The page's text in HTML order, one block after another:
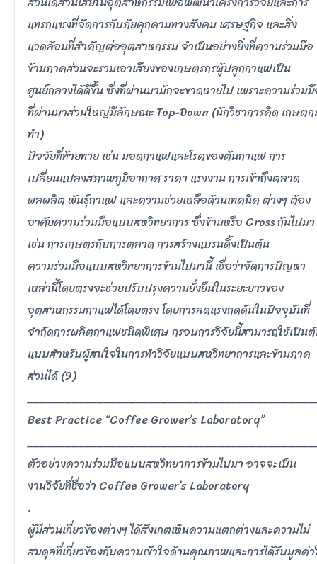
แทรกแซงที่จัดการกับภัยคุกคามทางสังคม เศรษฐกิจ และสิ่ง
แวดล้อมที่สำคัญต่ออุตสาหกรรม จำเป็นอย่างยิ่งที่ความร่วมมือ
ข้ามภาคส่วนจะรวมเอาเสียงของเกษตรกรผู้ปลูกกาแฟเป็น
ศูนย์กลางได้ดีขึ้น ซึ่งที่ผ่านมามักจะขาดหายไป เพราะความร่วม
ที่ผ่านมาส่วนใหญ่มีลักษณะ Top-Down (นักวิชาการคิด เกษตก
ทำ)
ปัจจัยที่ท้ายทาย เช่น มอดกาแฟและโรคของต้นกาแฟ การ
เปลี่ยนแปลงสภาพภูมิอากาศ ราคา แรงงาน การเข้าถึงตลาด
ผลผลิต พันธุ์กาแฟ และความช่วยเหลือด้านเทคนิค ต่างๆ ต้อง
อาศัยความร่วมมือแบบสหวิทยาการ ซึ่งข้ามหรือ Cross กันไปมา
เช่น การเกษตรกับการตลาด การสร้างแบรนดิ้งเป็นต้น
ความร่วมมือแบบสหวิทยาการข้ามไปมานี้ เชื่อว่าจัดการปัญหา
เหล่านี้โดยตรงจะช่วยปรับปรุงความยั่งยืนในระยะยาวของ
อุตสาหกรรมกาแฟได้โดยตรง โดยการลดแรงกดดันในปัจจุบันที่
จำกัดการผลิตกาแฟชนิดพิเศษ กรอบการวิจัยนี้สามารถใช้เป็น
แบบสำหรับผู้สนใจในการทำวิจัยแบบสหวิทยาการและข้ามภาค
ส่วนได้ (9)
Best Practice “Coffee Grower’s Laboratory”
ตัวอย่างความร่วมมือแบบสหวิทยาการข้ามไปมา อาจจะเป็น
งานวิจัยที่ชื่อว่า Coffee Grower’s Laboratory
.
ผู้มีส่วนเกี่ยวข้องต่างๆ ได้สังเกตเห็นความแตกต่างและความไม่
สมดุลที่เกี่ยวข้องกับความเข้าใจด้านคุณภาพและการได้รับมูลค่